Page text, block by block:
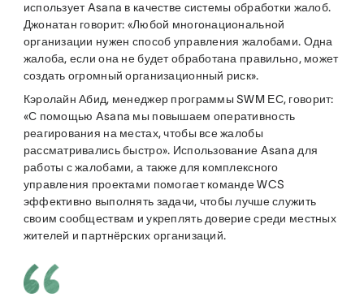
использует Asana в качестве системы обработки жалоб.
Джонатан говорит: «Любой многонациональной
организации нужен способ управления жалобами. Одна
жалоба, если она не будет обработана правильно, может
создать огромный организационный риск».
Кэролайн Абид, менеджер программы SWM ЕС, говорит:
«С помощью Asana мы повышаем оперативность
реагирования на местах, чтобы все жалобы
рассматривались быстро». Использование Asana для
работы с жалобами, а также для комплексного
управления проектами помогает команде WCS
эффективно выполнять задачи, чтобы лучше служить
своим сообществам и укреплять доверие среди местных
жителей и партнёрских организаций.